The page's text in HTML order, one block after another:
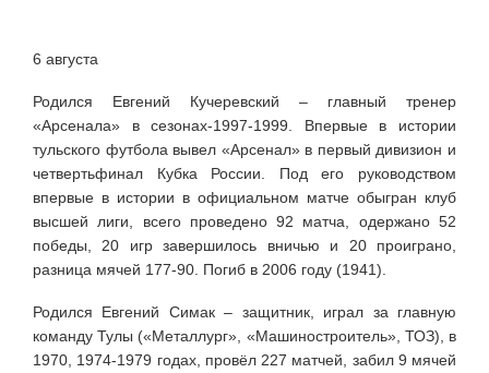
6 августа
Родился Евгений Кучеревский – главный тренер
«Арсенала» в сезонах-1997-1999. Впервые в истории
тульского футбола вывел «Арсенал» в первый дивизион и
четвертьфинал Кубка России. Под его руководством
впервые в истории в официальном матче обыгран клуб
высшей лиги, всего проведено 92 матча, одержано 52
победы, 20 игр завершилось вничью и 20 проиграно,
разница мячей 177-90. Погиб в 2006 году (1941).
Родился Евгений Симак – защитник, играл за главную
команду Тулы («Металлург», «Машиностроитель», ТОЗ), в
1970, 1974-1979 годах, провёл 227 матчей, забил 9 мячей